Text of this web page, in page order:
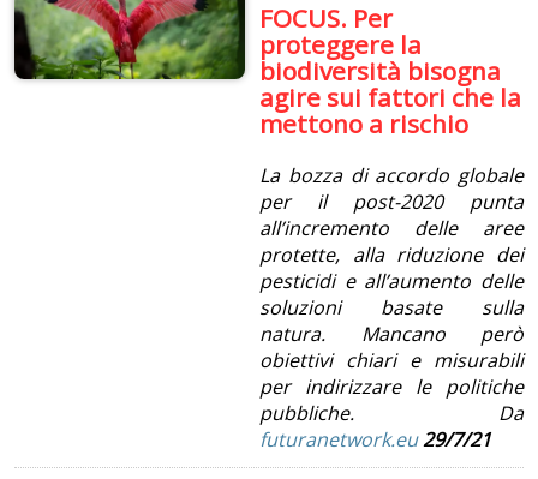
FOCUS. Per
proteggere la
biodiversità bisogna
agire sui fattori che la
mettono a rischio
La bozza di accordo globale
per il post-2020 punta
all’incremento delle aree
protette, alla riduzione dei
pesticidi e all’aumento delle
soluzioni basate sulla
natura. Mancano però
obiettivi chiari e misurabili
per indirizzare le politiche
pubbliche. Da
futuranetwork.eu29/7/21